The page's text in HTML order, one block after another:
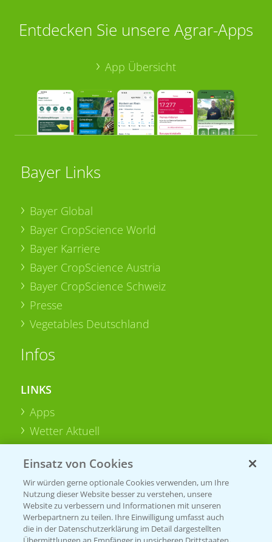
Entdecken Sie unsere Agrar-Apps
App Übersicht
Bayer Links
Bayer Global
Bayer CropScience World
Bayer Karriere
Bayer CropScience Austria
Bayer CropScience Schweiz
Presse
Vegetables Deutschland
Infos
LINKS
Apps
Wetter Aktuell
BROSCHÜREN
Ackerbau
Saatgut
Sonderkulturen
Einsatz von Cookies
Wir würden gerne optionale Cookies verwenden, um Ihre
Nutzung dieser Website besser zu verstehen, unsere
Website zu verbessern und Informationen mit unseren
Werbepartnern zu teilen. Ihre Einwilligung umfasst auch
die in der Datenschutzerklärung im Detail dargestellten